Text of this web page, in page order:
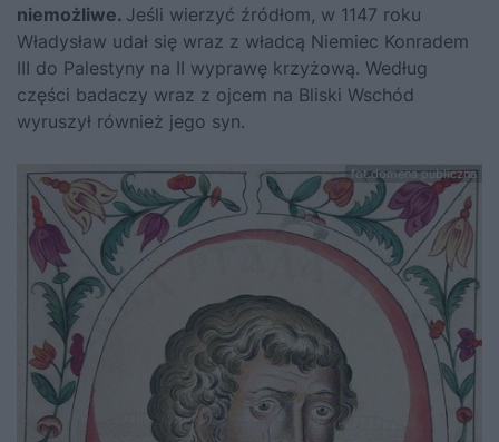
niemożliwe. Jeśli wierzyć źródłom, w 1147 roku
Władysław udał się wraz z władcą Niemiec Konradem
III do Palestyny na II wyprawę krzyżową. Według
części badaczy wraz z ojcem na Bliski Wschód
wyruszył również jego syn.
fot.domena publiczna